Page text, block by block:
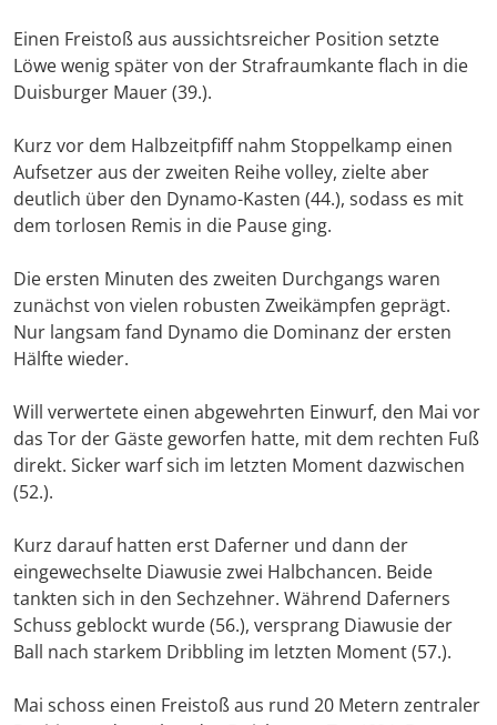
Einen Freistoß aus aussichtsreicher Position setzte
Löwe wenig später von der Strafraumkante flach in die
Duisburger Mauer (39.).
Kurz vor dem Halbzeitpfiff nahm Stoppelkamp einen
Aufsetzer aus der zweiten Reihe volley, zielte aber
deutlich über den Dynamo-Kasten (44.), sodass es mit
dem torlosen Remis in die Pause ging.
Die ersten Minuten des zweiten Durchgangs waren
zunächst von vielen robusten Zweikämpfen geprägt.
Nur langsam fand Dynamo die Dominanz der ersten
Hälfte wieder.
Will verwertete einen abgewehrten Einwurf, den Mai vor
das Tor der Gäste geworfen hatte, mit dem rechten Fuß
direkt. Sicker warf sich im letzten Moment dazwischen
(52.).
Kurz darauf hatten erst Daferner und dann der
eingewechselte Diawusie zwei Halbchancen. Beide
tankten sich in den Sechzehner. Während Daferners
Schuss geblockt wurde (56.), versprang Diawusie der
Ball nach starkem Dribbling im letzten Moment (57.).
Mai schoss einen Freistoß aus rund 20 Metern zentraler